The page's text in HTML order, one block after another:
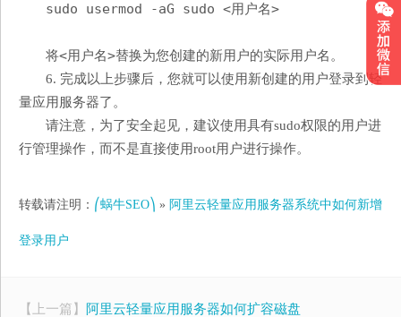
sudo usermod -aG sudo <用户名>
将<用户名>替换为您创建的新用户的实际用户名。
6. 完成以上步骤后，您就可以使用新创建的用户登录到轻
量应用服务器了。
请注意，为了安全起见，建议使用具有sudo权限的用户进
行管理操作，而不是直接使用root用户进行操作。
转载请注明： ⎛蜗牛SEO⎞ » 阿里云轻量应用服务器系统中如何新增
登录用户
【上一篇】 阿里云轻量应用服务器如何扩容磁盘